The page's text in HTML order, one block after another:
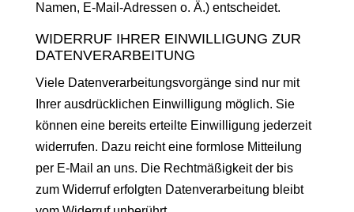
Namen, E‑Mail-Adressen o. Ä.) entscheidet.
WIDERRUF IHRER EINWILLIGUNG ZUR
DATENVERARBEITUNG
Viele Daten­ver­ar­beitungsvorgänge sind nur mit
Ihrer aus­drück­lichen Ein­willi­gung möglich. Sie
kön­nen eine bere­its erteilte Ein­willi­gung jed­erzeit
wider­rufen. Dazu reicht eine form­lose Mit­teilung
per E‑Mail an uns. Die Recht­mäßigkeit der bis
zum Wider­ruf erfol­gten Daten­ver­ar­beitung bleibt